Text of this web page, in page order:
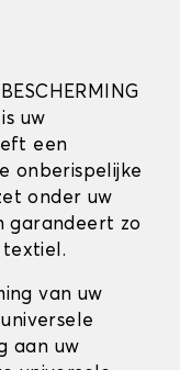
uw
een
onberispelijke
onder uw
garandeert zo
van uw
aan uw